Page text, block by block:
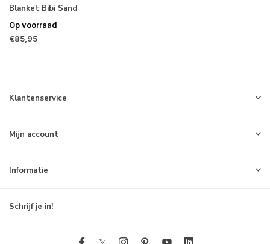
Blanket Bibi Sand
Op voorraad
€85,95
Klantenservice
Mijn account
Informatie
Schrijf je in!